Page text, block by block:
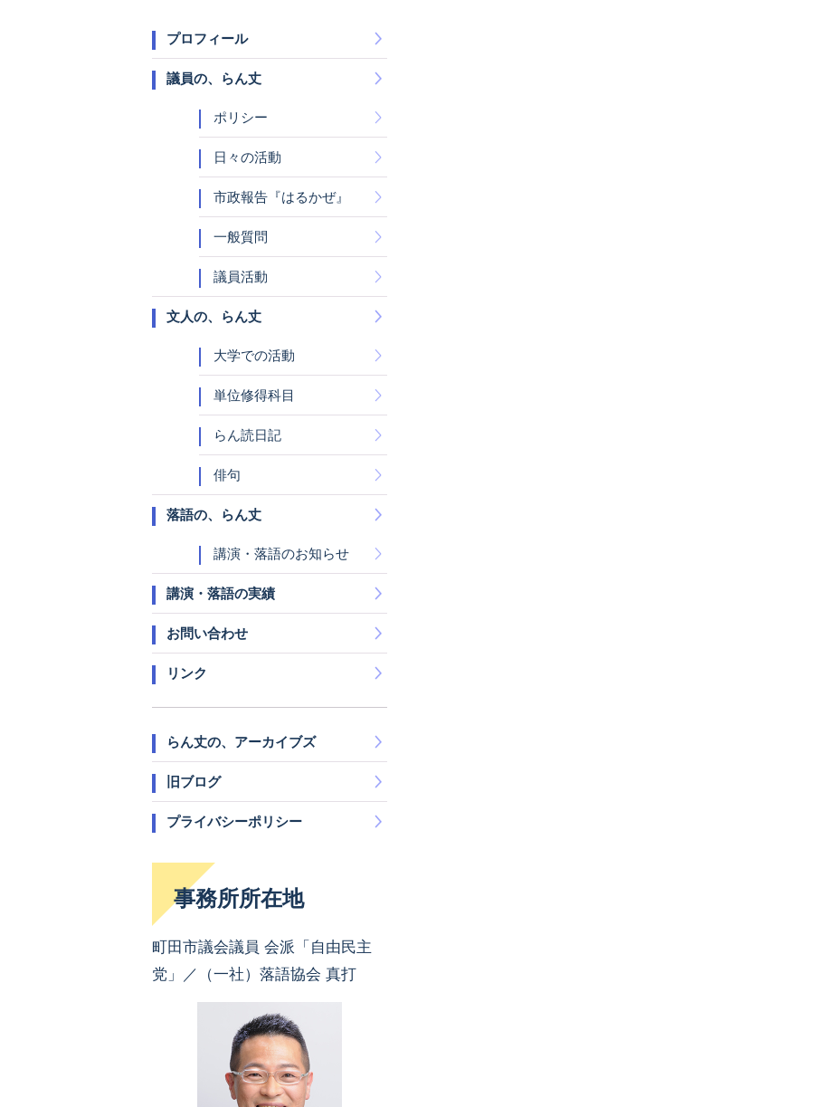
プロフィール
議員の、らん丈
ポリシー
日々の活動
市政報告『はるかぜ』
一般質問
議員活動
文人の、らん丈
大学での活動
単位修得科目
らん読日記
俳句
落語の、らん丈
講演・落語のお知らせ
講演・落語の実績
お問い合わせ
リンク
らん丈の、アーカイブズ
旧ブログ
プライバシーポリシー
事務所所在地
町田市議会議員 会派「自由民主
党」／（一社）落語協会 真打